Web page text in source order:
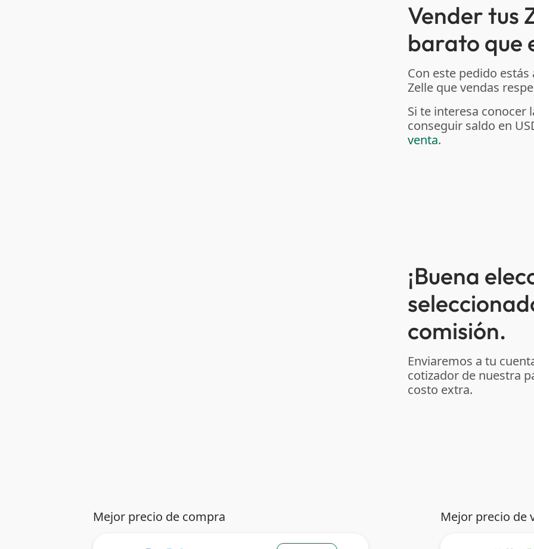
Vender tus
barato que
Con este pedido estás
Zelle que vendas
Si te interesa conocer
conseguir saldo en
venta.
¡Buena
comisión.
Enviaremos a tu
cotizador de nuestra
costo extra.
Mejor precio de compra Mejor precio de